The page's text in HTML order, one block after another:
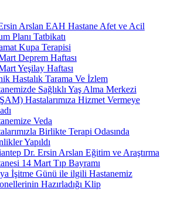
Arslan EAH Hastane Afet ve Acil
Planı Tatbikatı
Kupa Terapisi
Deprem Haftası
Yeşilay Haftası
Hastalık Tarama Ve İzlem
Sağlıklı Yaş Alma Merkezi
Hastalarımıza Hizmet Vermeye
Veda
Birlikte Terapi Odasında
Yapıldı
Dr. Ersin Arslan Eğitim ve Araştırma
14 Mart Tıp Bayramı
İşitme Günü ile ilgili Hastanemiz
Hazırladığı Klip